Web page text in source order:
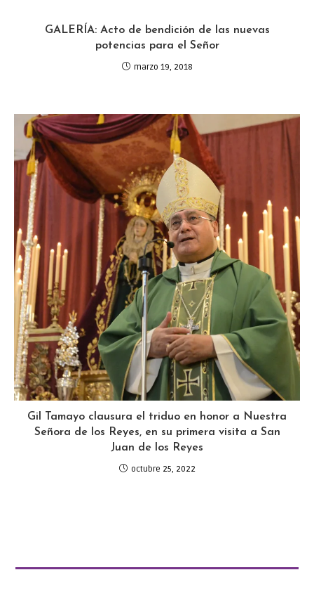
GALERÍA: Acto de bendición de las nuevas
potencias para el Señor
marzo 19, 2018
Gil Tamayo clausura el triduo en honor a Nuestra
Señora de los Reyes, en su primera visita a San
Juan de los Reyes
octubre 25, 2022